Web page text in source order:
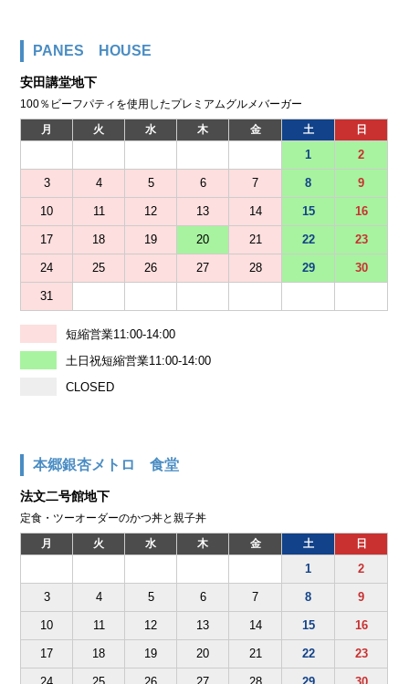
PANES HOUSE
安田講堂地下
100％ビーフパティを使用したプレミアムグルメバーガー
月 火 水 木 金 土 日
1 2
3 4 5 6 7 8 9
10 11 12 13 14 15 16
17 18 19 20 21 22 23
24 25 26 27 28 29 30
31
短縮営業11:00-14:00
土日祝短縮営業11:00-14:00
CLOSED
本郷銀杏メトロ 食堂
法文二号館地下
定食・ツーオーダーのかつ丼と親子丼
月 火 水 木 金 土 日
1 2
3 4 5 6 7 8 9
10 11 12 13 14 15 16
17 18 19 20 21 22 23